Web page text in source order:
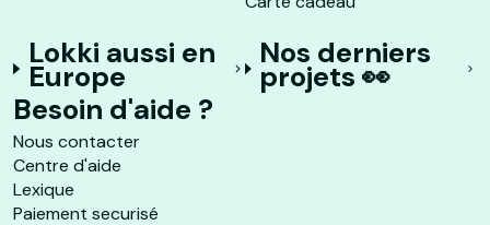
Lokki aussi en
Europe
Nos derniers
projets 👀
Besoin d'aide ?
Nous contacter
Centre d'aide
Lexique
Paiement securisé